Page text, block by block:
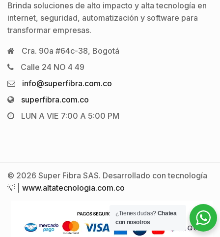
Brinda soluciones de alto impacto y alta tecnología en
internet, seguridad, automatización y software para
transformar empresas.
Cra. 90a #64c-38, Bogotá
Calle 24 NO 4 49
info@superfibra.com.co
superfibra.com.co
LUN A VIE 7:00 A 5:00 PM
© 2026 Super Fibra SAS. Desarrollado con tecnología
💡 | www.altatecnologia.com.co
¿Tienes dudas? Chatea
con nosotros